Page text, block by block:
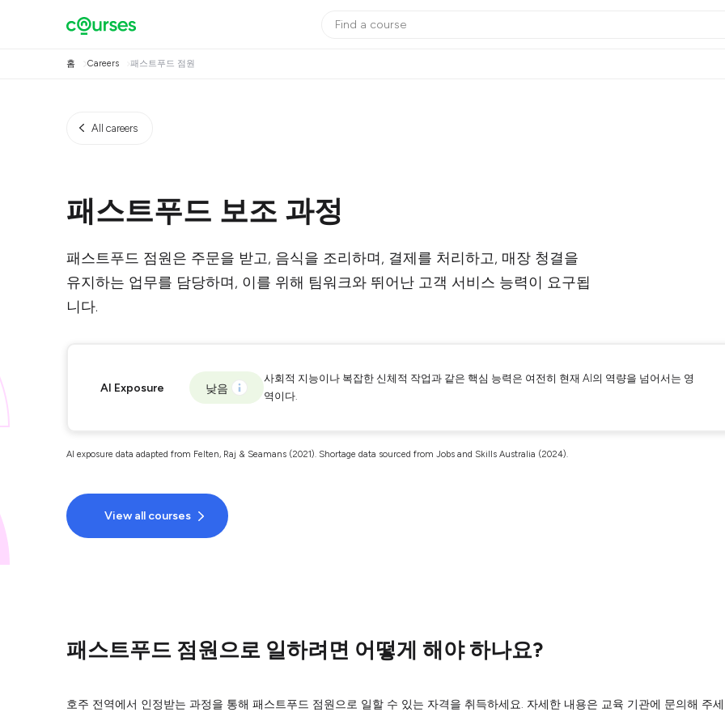
홈 Careers 패스트푸드 점원
All careers
패스트푸드 보조 과정
패스트푸드 점원은 주문을 받고, 음식을 조리하며, 결제를 처리하고, 매장 청결을
유지하는 업무를 담당하며, 이를 위해 팀워크와 뛰어난 고객 서비스 능력이 요구됩
니다.
AI Exposure 낮음
사회적 지능이나 복잡한 신체적 작업과 같은 핵심 능력은 여전히 현재 AI의 역량을 넘어서는 영
역이다.
AI exposure data adapted from Felten, Raj & Seamans (2021). Shortage data sourced from Jobs and Skills Australia (2024).
View all courses
패스트푸드 점원으로 일하려면 어떻게 해야 하나요?
호주 전역에서 인정받는 과정을 통해 패스트푸드 점원으로 일할 수 있는 자격을 취득하세요. 자세한 내용은 교육 기관에 문의해 주